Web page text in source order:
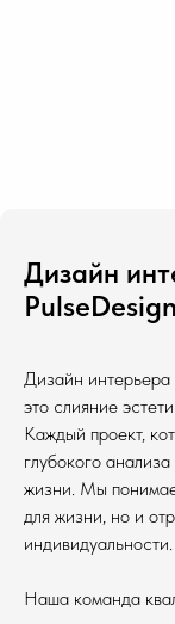
Дизайн
PulseDesign
Дизайн интерьера
это слияние
Каждый проект,
глубокого
жизни. Мы
для жизни, но и
индивидуальности.
Наша команда